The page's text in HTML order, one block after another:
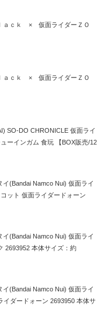
ａｃｋ × 仮面ライダーＺＯ
ａｃｋ × 仮面ライダーＺＯ
SO-DO CHRONICLE 仮面ライ
ーインガム 食玩 【BOX販売/12
イ(Bandai Namco Nui) 仮面ライ
ット 仮面ライダードォーン
イ(Bandai Namco Nui) 仮面ライ
2693952 本体サイズ：約
イ(Bandai Namco Nui) 仮面ライ
イダードォーン 2693950 本体サ